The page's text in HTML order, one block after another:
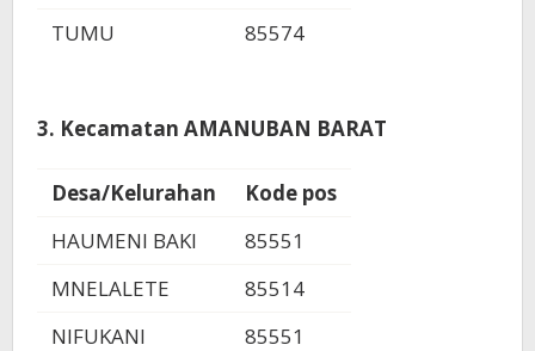
TUMU
85574
3. Kecamatan AMANUBAN BARAT
Desa/Kelurahan
Kode pos
HAUMENI BAKI
85551
MNELALETE
85514
NIFUKANI
85551